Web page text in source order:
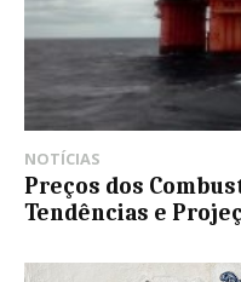
NOTÍCIAS
Preços dos
Tendências e